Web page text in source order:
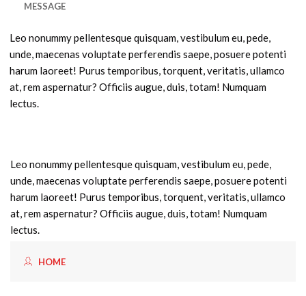
MESSAGE
Leo nonummy pellentesque quisquam, vestibulum eu, pede,
unde, maecenas voluptate perferendis saepe, posuere potenti
harum laoreet! Purus temporibus, torquent, veritatis, ullamco
at, rem aspernatur? Officiis augue, duis, totam! Numquam
lectus.
Leo nonummy pellentesque quisquam, vestibulum eu, pede,
unde, maecenas voluptate perferendis saepe, posuere potenti
harum laoreet! Purus temporibus, torquent, veritatis, ullamco
at, rem aspernatur? Officiis augue, duis, totam! Numquam
lectus.
HOME